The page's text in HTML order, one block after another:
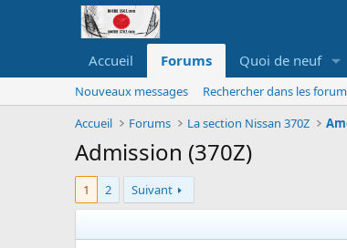
Accueil Forums Quoi de neuf
Nouveaux messages
Rechercher dans les
Accueil
Forums La section Nissan 370Z
Admission (370Z)
1 2 Suivant